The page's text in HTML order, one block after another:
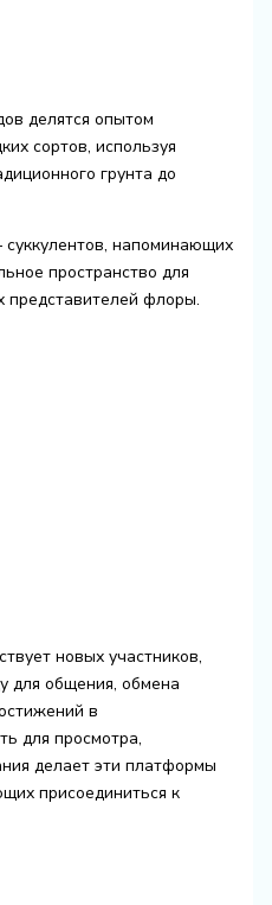
делятся опытом
сортов, используя
грунта до
напоминающих
пространство для
представителей флоры.
новых участников,
для общения, обмена
в
для просмотра,
делает эти платформы
присоединиться к